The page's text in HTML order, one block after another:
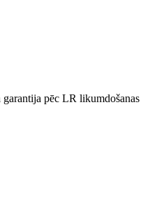
pēc LR likumdošanas